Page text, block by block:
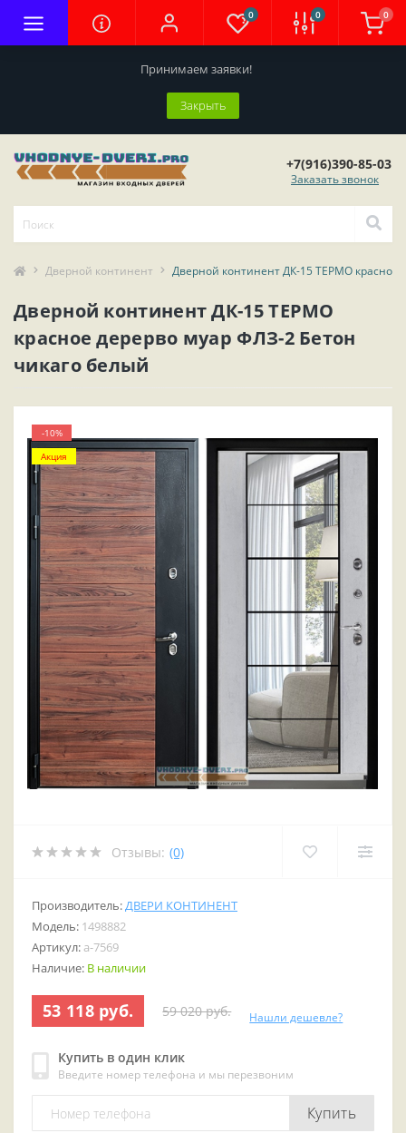
Принимаем заявки!
Закрыть
0 0 0
+7(916)390-85-03
Заказать звонок
Дверной континент Дверной континент ДК-15 ТЕРМО красное
Дверной континент ДК-15 ТЕРМО
красное дерерво муар ФЛЗ-2 Бетон
чикаго белый
-10%
Акция
Отзывы: (0)
Производитель:ДВЕРИ КОНТИНЕНТ
Модель: 1498882
Артикул: a-7569
Наличие: В наличии
53 118 руб. 59 020 руб. Нашли дешевле?
Купить в один клик
Введите номер телефона и мы перезвоним
Купить